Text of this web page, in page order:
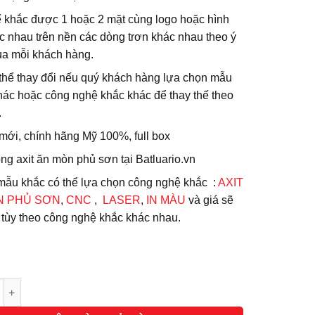
khắc được 1 hoặc 2 mặt cùng logo hoặc hình
nhau trên nền các dòng trơn khác nhau theo ý
mỗi khách hàng.
thay đổi nếu quý khách hàng lựa chọn mẫu
hoặc công nghệ khắc khác để thay thế theo
chính hãng Mỹ 100%, full box
axit ăn mòn phủ sơn tại Batluario.vn
khắc có thể lựa chọn công nghệ khắc : AXIT
PHỦ SƠN , CNC , LASER, IN MÀU và giá sẽ
theo công nghệ khắc khác nhau.